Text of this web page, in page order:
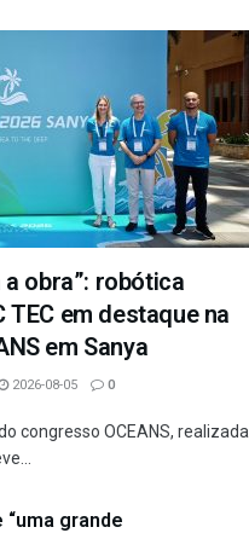
obra”: robótica
TEC em destaque na
em Sanya
2026-08-05 0
congresso OCEANS, realizada
“uma grande